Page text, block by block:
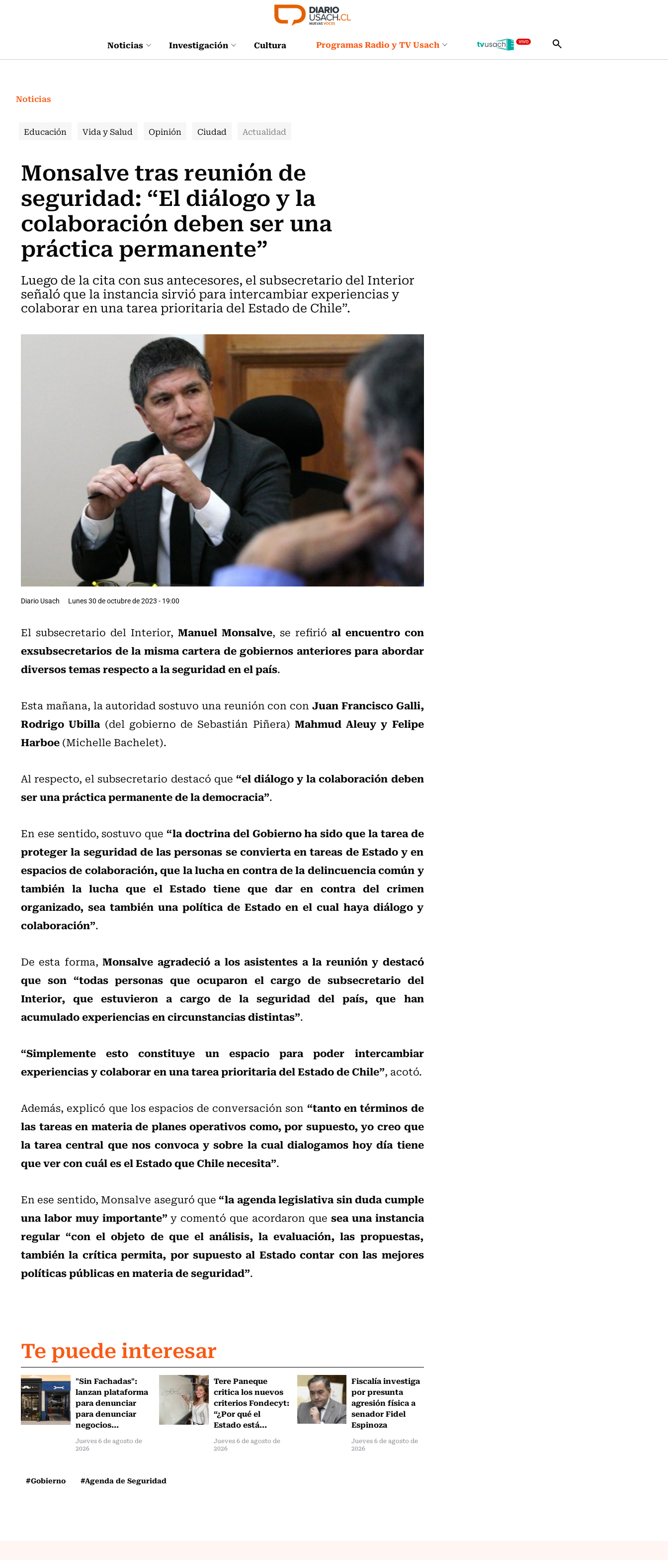
Noticias Investigación Cultura Programas Radio y TV Usach
Noticias
Educación Vida y Salud Opinión Ciudad Actualidad
Monsalve tras reunión de
seguridad: “El diálogo y la
colaboración deben ser una
práctica permanente”
Luego de la cita con sus antecesores, el subsecretario del Interior
señaló que la instancia sirvió para intercambiar experiencias y
colaborar en una tarea prioritaria del Estado de Chile”.
Diario Usach Lunes 30 de octubre de 2023 - 19:00
El subsecretario del Interior, Manuel Monsalve, se refirió al encuentro con
exsubsecretarios de la misma cartera de gobiernos anteriores para abordar
diversos temas respecto a la seguridad en el país.
Esta mañana, la autoridad sostuvo una reunión con con Juan Francisco Galli,
Rodrigo Ubilla (del gobierno de Sebastián Piñera) Mahmud Aleuy y Felipe
Harboe(Michelle Bachelet).
Al respecto, el subsecretario destacó que “el diálogo y la colaboración deben
ser una práctica permanente de la democracia”.
En ese sentido, sostuvo que“la doctrina del Gobierno ha sido que la tarea de
proteger la seguridad de las personas se convierta en tareas de Estado y en
espacios de colaboración, que la lucha en contra de la delincuencia común y
también la lucha que el Estado tiene que dar en contra del crimen
organizado, sea también una política de Estado en el cual haya diálogo y
colaboración”.
De esta forma,Monsalve agradeció a los asistentes a la reunión y destacó
que son “todas personas que ocuparon el cargo de subsecretario del
Interior, que estuvieron a cargo de la seguridad del país, que han
acumulado experiencias en circunstancias distintas”.
“Simplemente esto constituye un espacio para poder intercambiar
experiencias y colaborar en una tarea prioritaria del Estado de Chile”, acotó.
Además, explicó que los espacios de conversación son “tanto en términos de
las tareas en materia de planes operativos como, por supuesto, yo creo que
la tarea central que nos convoca y sobre la cual dialogamos hoy día tiene
que ver con cuál es el Estado que Chile necesita”.
En ese sentido, Monsalve aseguró que“la agenda legislativa sin duda cumple
una labor muy importante” y comentó que acordaron que sea una instancia
regular “con el objeto de que el análisis, la evaluación, las propuestas,
también la crítica permita, por supuesto al Estado contar con las mejores
políticas públicas en materia de seguridad”.
Te puede interesar
"Sin Fachadas":
lanzan plataforma
para denunciar
para denunciar
negocios...
Jueves 6 de agosto de
2026
Tere Paneque
critica los nuevos
criterios Fondecyt:
“¿Por qué el
Estado está...
Jueves 6 de agosto de
2026
Fiscalía investiga
por presunta
agresión física a
senador Fidel
Espinoza
Jueves 6 de agosto de
2026
#Gobierno #Agenda de Seguridad